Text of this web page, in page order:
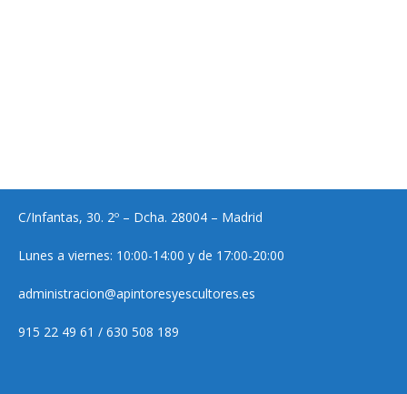
C/Infantas, 30. 2º – Dcha. 28004 – Madrid
Lunes a viernes: 10:00-14:00 y de 17:00-20:00
administracion@apintoresyescultores.es
915 22 49 61 / 630 508 189